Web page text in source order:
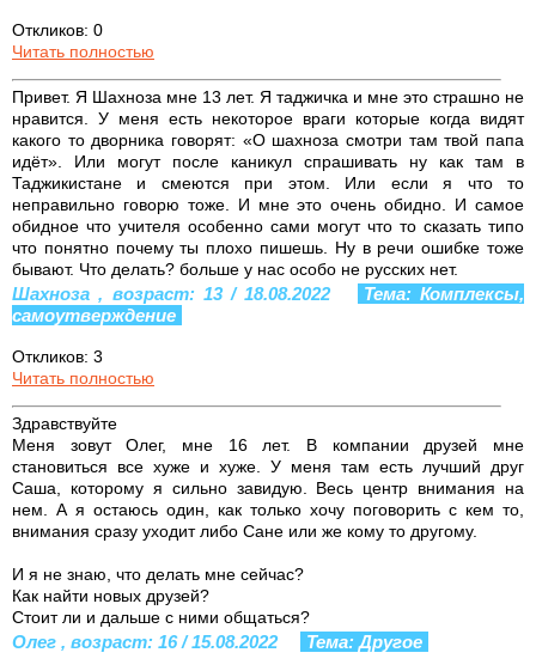
Откликов: 0
Читать полностью
Привет. Я Шахноза мне 13 лет. Я таджичка и мне это страшно не
нравится. У меня есть некоторое враги которые когда видят
какого то дворника говорят: «О шахноза смотри там твой папа
идёт». Или могут после каникул спрашивать ну как там в
Таджикистане и смеются при этом. Или если я что то
неправильно говорю тоже. И мне это очень обидно. И самое
обидное что учителя особенно сами могут что то сказать типо
что понятно почему ты плохо пишешь. Ну в речи ошибке тоже
бывают. Что делать? больше у нас особо не русских нет.
Шахноза , возраст: 13 / 18.08.2022
Тема: Комплексы,
самоутверждение
Откликов: 3
Читать полностью
Здравствуйте
Меня зовут Олег, мне 16 лет. В компании друзей мне
становиться все хуже и хуже. У меня там есть лучший друг
Саша, которому я сильно завидую. Весь центр внимания на
нем. А я остаюсь один, как только хочу поговорить с кем то,
внимания сразу уходит либо Сане или же кому то другому.
И я не знаю, что делать мне сейчас?
Как найти новых друзей?
Стоит ли и дальше с ними общаться?
Олег , возраст: 16 / 15.08.2022 Тема: Другое